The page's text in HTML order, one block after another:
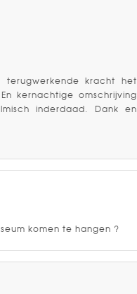
kracht het
kernachtige omschrijving
inderdaad. Dank en
komen te hangen ?